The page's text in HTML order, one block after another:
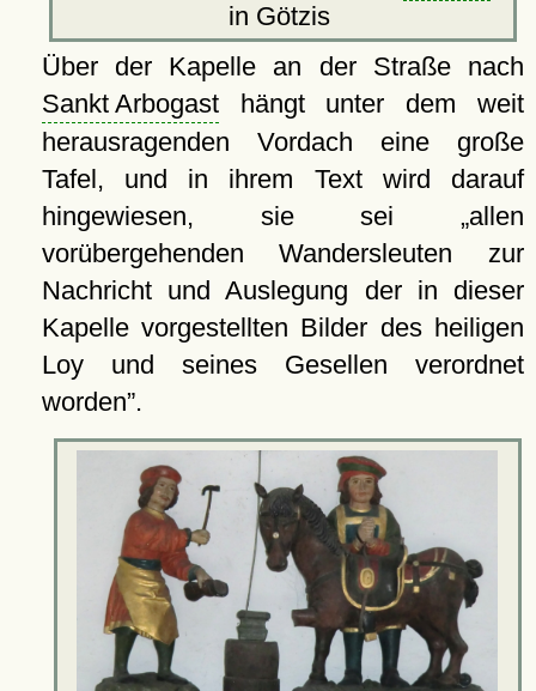
in Götzis
Über der Kapelle an der Straße nach
Sankt Arbogasthängt unter dem weit
herausragenden Vordach eine große
Tafel, und in ihrem Text wird darauf
hingewiesen, sie sei
allen
vorübergehenden Wandersleuten zur
Nachricht und Auslegung der in dieser
Kapelle vorgestellten Bilder des heiligen
Loy und seines Gesellen verordnet
worden .